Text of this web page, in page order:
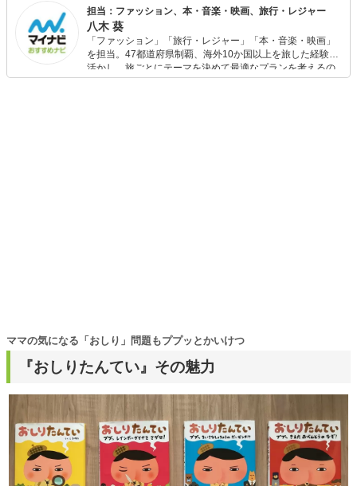
担当：ファッション、本・音楽・映画、旅行・レジャー
八木 葵
「ファッション」「旅行・レジャー」「本・音楽・映画」
を担当。47都道府県制覇、海外10か国以上を旅した経験を
活かし、旅ごとにテーマを決めて最適なプランを考えるの
が得意。また、アパレルショップでの販売経験もあり。誰
『おしりたんてい』その魅力
ママの気になる「おしり」問題もププッとかいけつ